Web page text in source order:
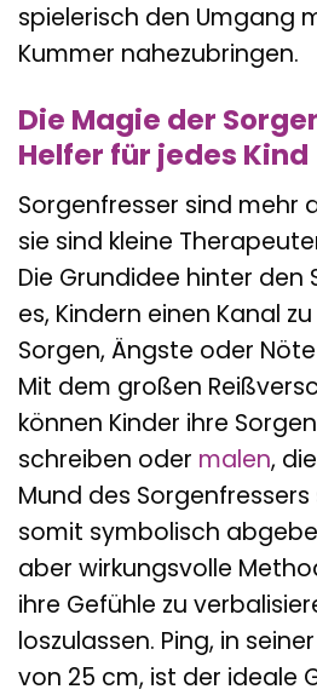
spielerisch den Umgang
Kummer nahezubringen.
Die Magie der
Helfer für jedes Kind
Sorgenfresser sind mehr
sie sind kleine
Die Grundidee hinter den
es, Kindern einen Kanal
Sorgen, Ängste oder
Mit dem großen
können Kinder ihre
schreiben oder malen,
Mund des
somit symbolisch
aber wirkungsvolle
ihre Gefühle zu
loszulassen. Ping, in
von 25 cm, ist der ideale